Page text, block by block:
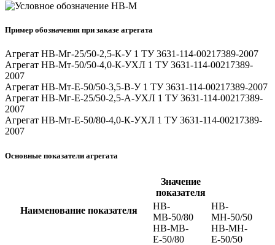
Пример обозначения при заказе агрегата
Агрегат НВ-Мг-25/50-2,5-К-У 1 ТУ 3631-114-00217389-2007
Агрегат НВ-Мт-50/50-4,0-К-УХЛ 1 ТУ 3631-114-00217389-
2007
Агрегат НВ-Мт-Е-50/50-3,5-В-У 1 ТУ 3631-114-00217389-2007
Агрегат НВ-Мг-Е-25/50-2,5-А-УХЛ 1 ТУ 3631-114-00217389-
2007
Агрегат НВ-Мт-Е-50/80-4,0-К-УХЛ 1 ТУ 3631-114-00217389-
2007
Основные показатели агрегата
Наименование показателя
Значение
показателя
НВ-
МВ-50/80
НВ-МВ-
Е-50/80
НВ-
МН-50/50
НВ-МН-
Е-50/50